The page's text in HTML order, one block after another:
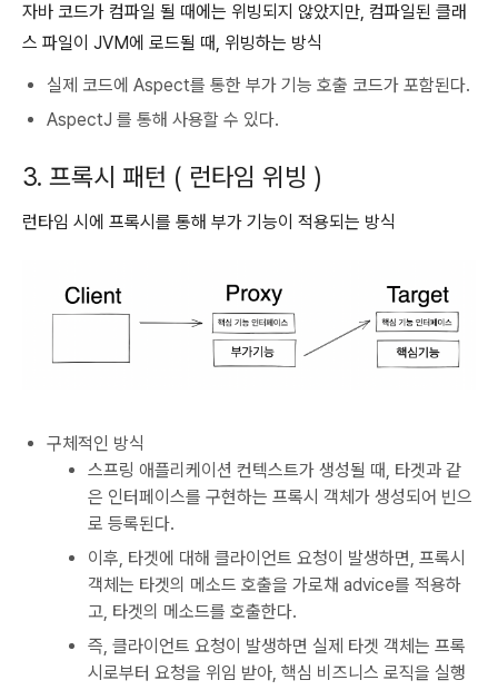
자바 코드가 컴파일 될 때에는 위빙되지 않았지만, 컴파일된 클래
스 파일이 JVM에 로드될 때, 위빙하는 방식
실제 코드에 Aspect를 통한 부가 기능 호출 코드가 포함된다.
AspectJ 를 통해 사용할 수 있다.
3. 프록시 패턴 ( 런타임 위빙 )
런타임 시에 프록시를 통해 부가 기능이 적용되는 방식
구체적인 방식
스프링 애플리케이션 컨텍스트가 생성될 때, 타겟과 같
은 인터페이스를 구현하는 프록시 객체가 생성되어 빈으
로 등록된다.
이후, 타겟에 대해 클라이언트 요청이 발생하면, 프록시
객체는 타겟의 메소드 호출을 가로채 advice를 적용하
고, 타겟의 메소드를 호출한다.
즉, 클라이언트 요청이 발생하면 실제 타겟 객체는 프록
시로부터 요청을 위임 받아, 핵심 비즈니스 로직을 실행